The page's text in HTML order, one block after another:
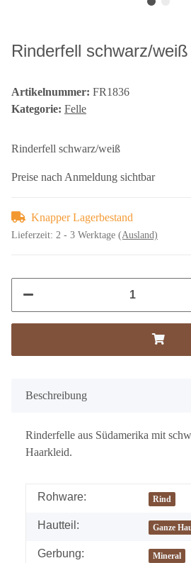
Rinderfell schwarz/
Artikelnummer: FR1836
Kategorie: Felle
Rinderfell schwarz/weiß
Preise nach Anmeldung sichtbar
Knapper Lagerbestand
Lieferzeit: 2 - 3 Werktage (Ausland)
Beschreibung
Rinderfelle aus Südamerika mit
Haarkleid.
Rohware: Rind
Hautteil: Ganze
Gerbung: Mineral